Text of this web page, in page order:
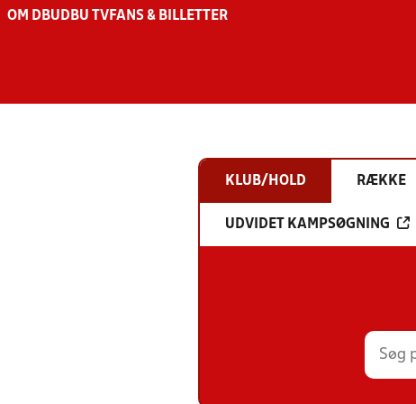
OM DBU DBU TV FANS & BILLETTER
KLUB/HOLD RÆKKE
UDVIDET KAMPSØGNING